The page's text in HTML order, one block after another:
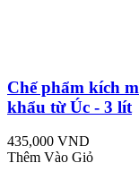
Chế phẩm kích
khẩu từ Úc - 3 lít
435,000 VND
Thêm Vào Giỏ